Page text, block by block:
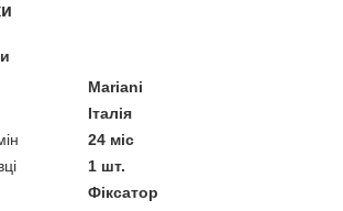
Mariani
Італія
24 міс
1 шт.
Фіксатор